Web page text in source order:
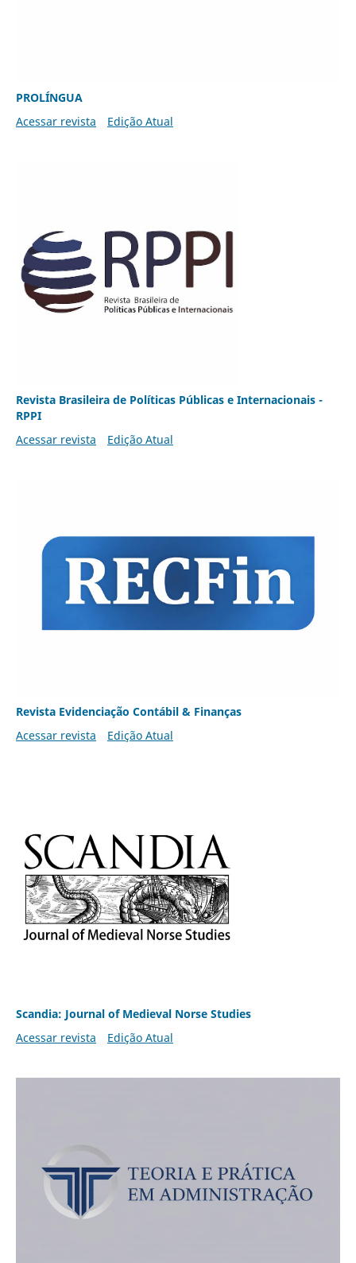
PROLÍNGUA
Acessar revista
Edição Atual
Revista Brasileira de Políticas Públicas e Internacionais -
RPPI
Acessar revista
Edição Atual
Revista Evidenciação Contábil & Finanças
Acessar revista
Edição Atual
Scandia: Journal of Medieval Norse Studies
Acessar revista
Edição Atual